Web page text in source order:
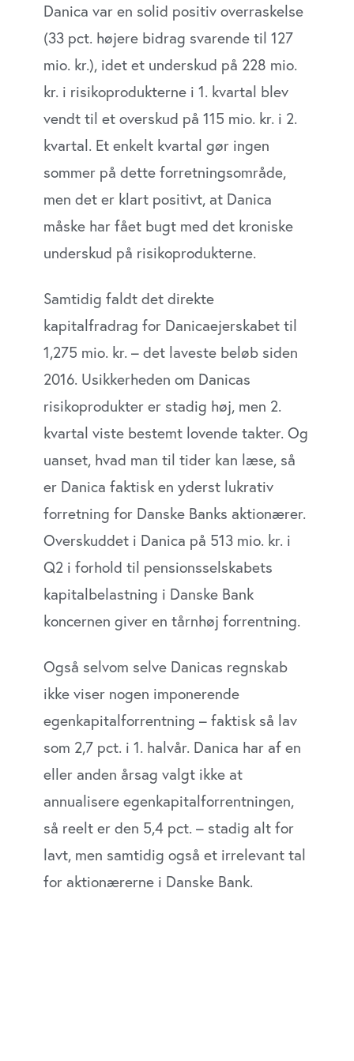
Danica var en solid positiv overraskelse
(33 pct. højere bidrag svarende til 127
mio. kr.), idet et underskud på 228 mio.
kr. i risikoprodukterne i 1. kvartal blev
vendt til et overskud på 115 mio. kr. i 2.
kvartal. Et enkelt kvartal gør ingen
sommer på dette forretningsområde,
men det er klart positivt, at Danica
måske har fået bugt med det kroniske
underskud på risikoprodukterne.
Samtidig faldt det direkte
kapitalfradrag for Danicaejerskabet til
1,275 mio. kr. – det laveste beløb siden
2016. Usikkerheden om Danicas
risikoprodukter er stadig høj, men 2.
kvartal viste bestemt lovende takter. Og
uanset, hvad man til tider kan læse, så
er Danica faktisk en yderst lukrativ
forretning for Danske Banks aktionærer.
Overskuddet i Danica på 513 mio. kr. i
Q2 i forhold til pensionsselskabets
kapitalbelastning i Danske Bank
koncernen giver en tårnhøj forrentning.
Også selvom selve Danicas regnskab
ikke viser nogen imponerende
egenkapitalforrentning – faktisk så lav
som 2,7 pct. i 1. halvår. Danica har af en
eller anden årsag valgt ikke at
annualisere egenkapitalforrentningen,
så reelt er den 5,4 pct. – stadig alt for
lavt, men samtidig også et irrelevant tal
for aktionærerne i Danske Bank.